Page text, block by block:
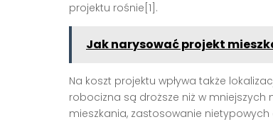
projektu rośnie[1].
Jak narysować projekt
Na koszt projektu wpływa także
robocizna są droższe niż w
mieszkania, zastosowanie